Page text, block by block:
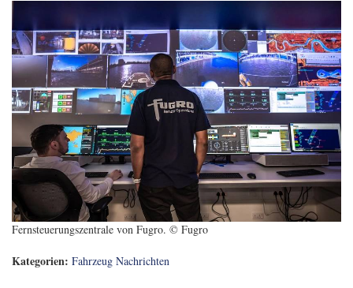
Fernsteuerungszentrale von Fugro. © Fugro
Kategorien: Fahrzeug Nachrichten